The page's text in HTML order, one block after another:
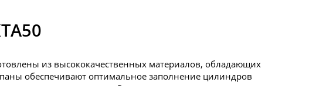
из высококачественных материалов, обладающих
обеспечивают оптимальное заполнение цилиндров